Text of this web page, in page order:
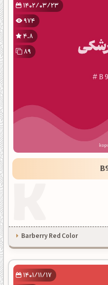
1402/03/23
974
4.8
89
Barberry Red Color
1401/11/17